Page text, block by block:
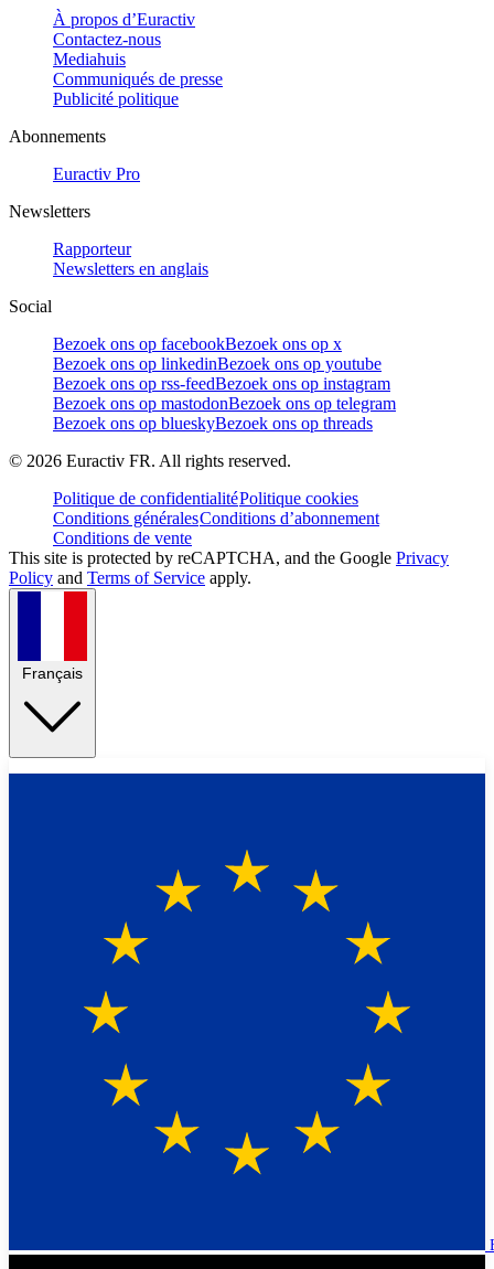
À propos d’Euractiv
Contactez-nous
Mediahuis
Communiqués de presse
Publicité politique
Abonnements
Euractiv Pro
Newsletters
Rapporteur
Newsletters en anglais
Social
Bezoek ons op facebookBezoek ons op x
Bezoek ons op linkedinBezoek ons op youtube
Bezoek ons op rss-feedBezoek ons op instagram
Bezoek ons op mastodonBezoek ons op telegram
Bezoek ons op blueskyBezoek ons op threads
© 2026 Euractiv FR. All rights reserved.
Politique de confidentialitéPolitique cookies
Conditions généralesConditions d’abonnement
Conditions de vente
This site is protected by reCAPTCHA, and the Google Privacy
Policy and Terms of Service apply.
Français